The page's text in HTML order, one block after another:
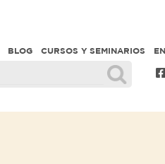
BLOG CURSOS Y SEMINARIOS